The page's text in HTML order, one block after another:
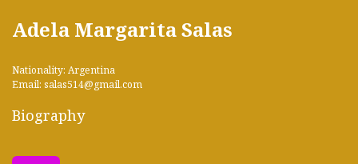
Adela Margarita Salas
Nationality: Argentina
Email: salas514@gmail.com
Biography